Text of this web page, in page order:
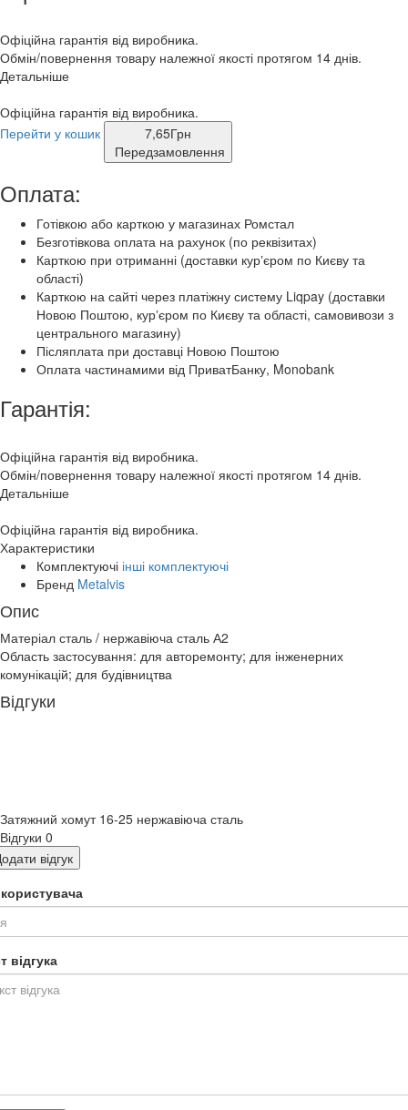
Офіційна гарантія від виробника.
Обмін/повернення товару належної якості протягом 14 днів.
Детальніше
Офіційна гарантія від виробника.
Перейти у кошик
7,65Грн
Передзамовлення
Оплата:
Готівкою або карткою у магазинах Ромстал
Безготівкова оплата на рахунок (по реквізитах)
Карткою при отриманні (доставки курʼєром по Києву та
області)
Карткою на сайті через платіжну систему Liqpay (доставки
Новою Поштою, курʼєром по Києву та області, самовивози з
центрального магазину)
Післяплата при доставці Новою Поштою
Оплата частинамими від ПриватБанку, Monobank
Гарантія:
Офіційна гарантія від виробника.
Обмін/повернення товару належної якості протягом 14 днів.
Детальніше
Офіційна гарантія від виробника.
Характеристики
Комплектуючі інші комплектуючі
Бренд Metalvis
Опис
Матеріал сталь / нержавіюча сталь А2
Область застосування: для авторемонту; для інженерних
комунікацій; для будівництва
Відгуки
Затяжний хомут 16-25 нержавіюча сталь
Відгуки 0
відгук
відгука